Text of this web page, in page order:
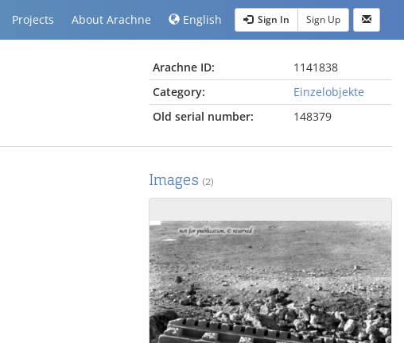
Projects About Arachne English Sign In Sign Up
Arachne ID:
1141838
Category:
Einzelobjekte
Old serial number:
148379
Images (2)